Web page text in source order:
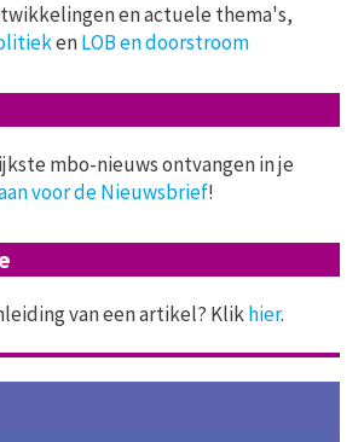
en actuele thema's,
enLOB en doorstroom
mbo-nieuws ontvangen in je
voor de Nieuwsbrief!
van een artikel? Klikhier.